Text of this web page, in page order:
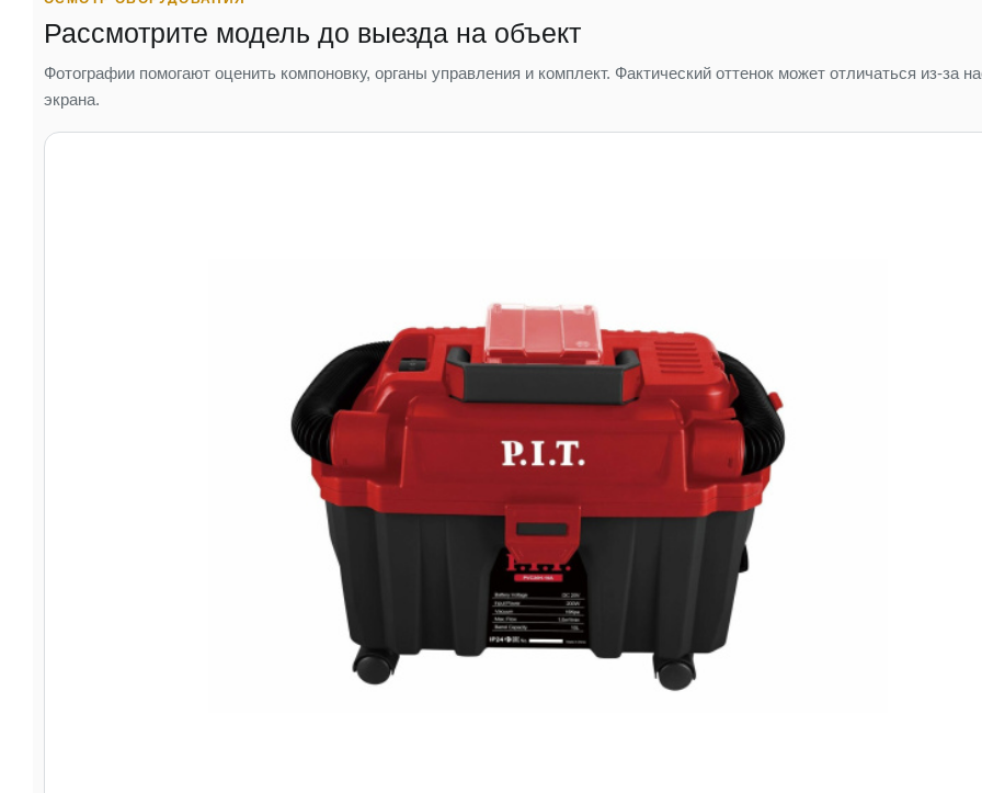
Рассмотрите модель до выезда на объект
Фотографии помогают оценить компоновку, органы управления и комплект. Фактический оттенок может отличаться из-за
экрана.